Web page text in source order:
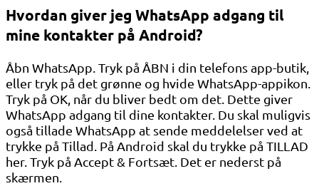
Hvordan giver jeg WhatsApp adgang til
mine kontakter på Android?
Åbn WhatsApp. Tryk på ÅBN i din telefons app-butik,
eller tryk på det grønne og hvide WhatsApp-appikon.
Tryk på OK, når du bliver bedt om det. Dette giver
WhatsApp adgang til dine kontakter. Du skal muligvis
også tillade WhatsApp at sende meddelelser ved at
trykke på Tillad. På Android skal du trykke på TILLAD
her. Tryk på Accept & Fortsæt. Det er nederst på
skærmen.